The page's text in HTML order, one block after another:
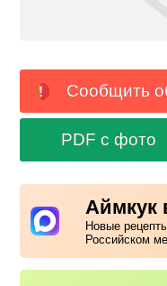
Сообщить
PDF с фото
Аймкук
Новые
Российском